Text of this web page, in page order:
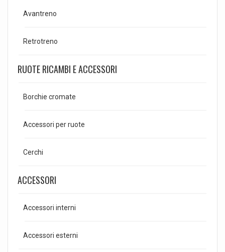
Avantreno
Retrotreno
RUOTE RICAMBI E ACCESSORI
Borchie cromate
Accessori per ruote
Cerchi
ACCESSORI
Accessori interni
Accessori esterni